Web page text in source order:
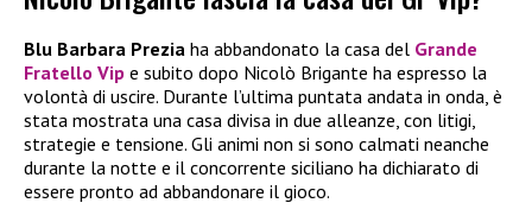
Blu Barbara Prezia ha abbandonato la casa del Grande
Fratello Vip e subito dopo Nicolò Brigante ha espresso la
volontà di uscire. Durante l’ultima puntata andata in onda, è
stata mostrata una casa divisa in due alleanze, con litigi,
strategie e tensione. Gli animi non si sono calmati neanche
durante la notte e il concorrente siciliano ha dichiarato di
essere pronto ad abbandonare il gioco.